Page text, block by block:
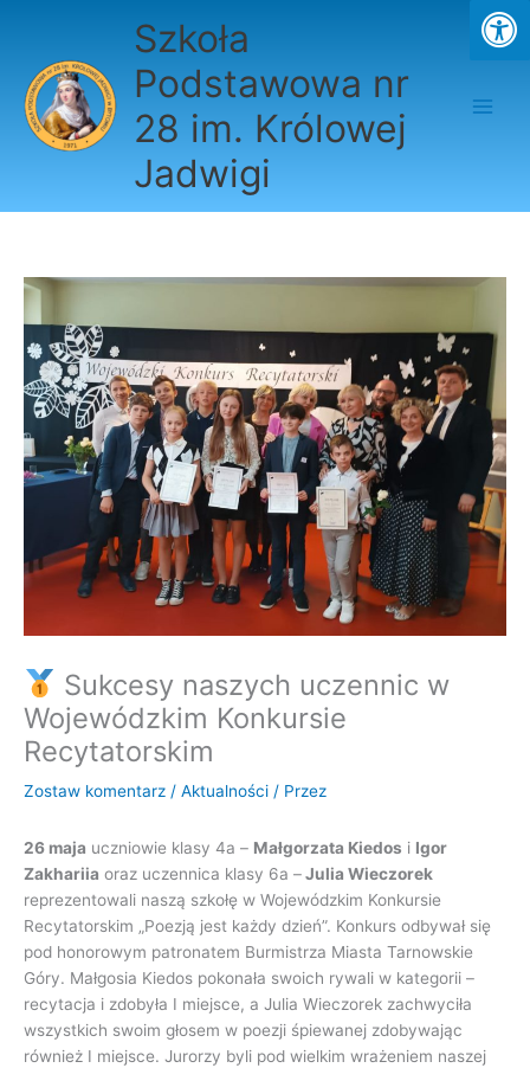
Szkoła
Podstawowa nr
28 im. Królowej
Jadwigi
Sukcesy naszych uczennic w
Wojewódzkim Konkursie
Recytatorskim
Zostaw komentarz / Aktualności / Przez
26 maja uczniowie klasy 4a – Małgorzata Kiedos i Igor
Zakhariia oraz uczennica klasy 6a –Julia Wieczorek
reprezentowali naszą szkołę w Wojewódzkim Konkursie
Recytatorskim „Poezją jest każdy dzień”. Konkurs odbywał się
pod honorowym patronatem Burmistrza Miasta Tarnowskie
Góry. Małgosia Kiedos pokonała swoich rywali w kategorii –
recytacja i zdobyła I miejsce, a Julia Wieczorek zachwyciła
wszystkich swoim głosem w poezji śpiewanej zdobywając
również I miejsce. Jurorzy byli pod wielkim wrażeniem naszej